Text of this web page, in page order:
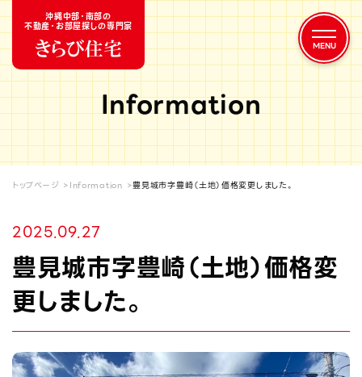
沖縄中部・南部の
不動産・お部屋探しの専門家
Information
トップページ Information 豊見城市字豊崎（土地）価格変更しました。
2025.09.27
豊見城市字豊崎（土地）価格変
更しました。